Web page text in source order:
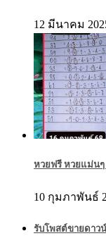
12 มีนาคม
หวยฟรี หวยแม่นๆ
10 กุมภาพันธ์
รับโพสต์ขายดาว